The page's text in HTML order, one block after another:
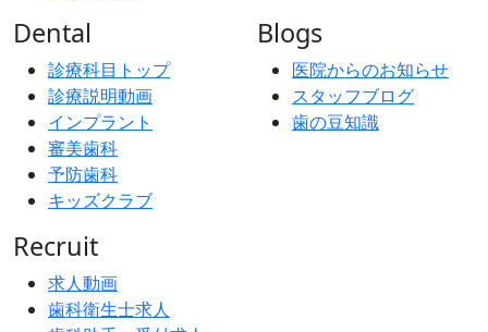
Dental
診療科目トップ
診療説明動画
インプラント
審美歯科
予防歯科
キッズクラブ
Blogs
医院からのお知らせ
スタッフブログ
歯の豆知識
Recruit
求人動画
歯科衛生士求人